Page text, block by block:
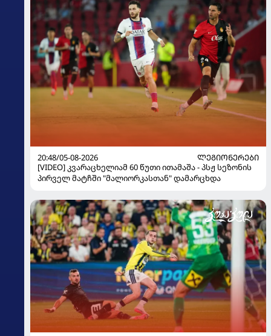
20:48/05-08-2026
ᲚᲔᲒᲘᲝᲜᲔᲠᲔᲑᲘ
[VIDEO] კვარაცხელიამ 60 წუთი ითამაშა - პსჟ სეზონის
პირველ მატჩში "მალიორკასთან" დამარცხდა